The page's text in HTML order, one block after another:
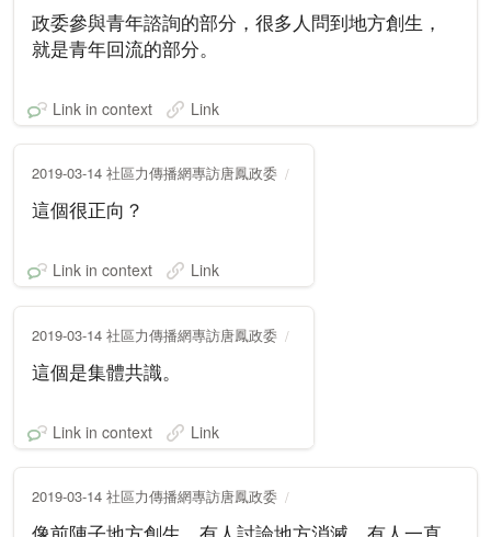
政委參與青年諮詢的部分，很多人問到地方創生，
就是青年回流的部分。
Link in context Link
2019-03-14 社區力傳播網專訪唐鳳政委
這個很正向？
Link in context Link
2019-03-14 社區力傳播網專訪唐鳳政委
這個是集體共識。
Link in context Link
2019-03-14 社區力傳播網專訪唐鳳政委